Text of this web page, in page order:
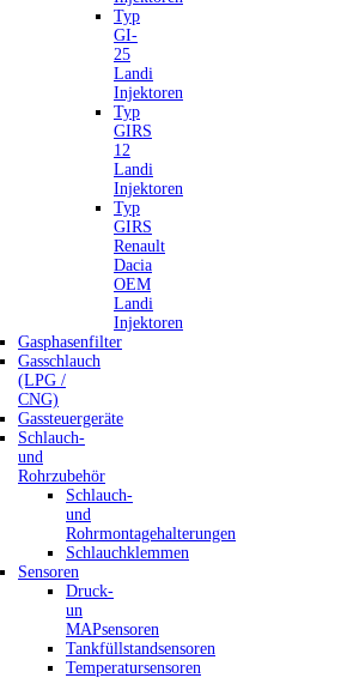
Typ
GI-
25
Landi
Injektoren
Typ
GIRS
12
Landi
Injektoren
Typ
GIRS
Renault
Dacia
OEM
Landi
Injektoren
Gasphasenfilter
Gasschlauch
(LPG /
CNG)
Gassteuergeräte
Schlauch-
und
Rohrzubehör
Schlauch-
und
Rohrmontagehalterungen
Schlauchklemmen
Sensoren
Druck-
un
MAPsensoren
Tankfüllstandsensoren
Temperatursensoren